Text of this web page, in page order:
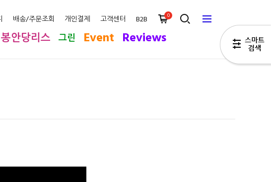
배송/주문조회 개인결제 고객센터 B2B 0
봉안당리스 그린 Event Reviews